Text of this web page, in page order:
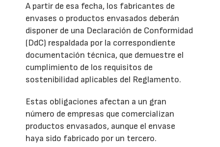
A partir de esa fecha, los fabricantes de
envases o productos envasados deberán
disponer de una Declaración de Conformidad
(DdC) respaldada por la correspondiente
documentación técnica, que demuestre el
cumplimiento de los requisitos de
sostenibilidad aplicables del Reglamento.
Estas obligaciones afectan a un gran
número de empresas que comercializan
productos envasados, aunque el envase
haya sido fabricado por un tercero.